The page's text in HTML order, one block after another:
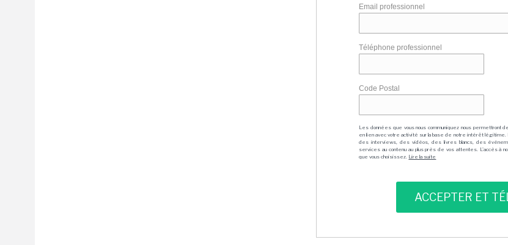
Email professionnel
Téléphone professionnel
Code Postal
Les données que vous nous communiquez nous
en lien avec votre activité sur la base de notre intérêt
des interviews, des vidéos, des livres blancs, des
services au contenu au plus près de vos attentes. L'accès à
que vous choisissez. Lire la suite